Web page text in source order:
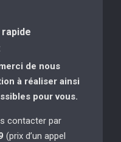
de nous
à réaliser ainsi
pour vous.
contacter par
(prix d’un appel